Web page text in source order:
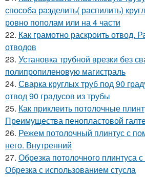
способа разделить( распилить)
ровно пополам или на 4 части
22. Как грамотно раскроить отвод.
отводов
23. Установка трубной врезки без
полипропиленовую магистраль
24. Сварка круглых труб под 90
отвод 90 градусов из трубы
25. Как приклеить потолочные
Преимущества пенопластовой
26. Режем потолочный плинтус с
него. Внутренний
27. Обрезка потолочного плинтуса
Обрезка с использованием стусла